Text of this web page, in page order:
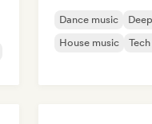
Dance music
House music